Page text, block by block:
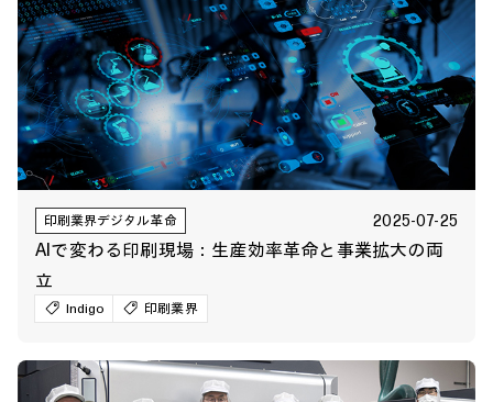
印刷業界デジタル革命 2025-07-25
AIで変わる印刷現場：生産効率革命と事業拡大の両
立
Indigo 印刷業界